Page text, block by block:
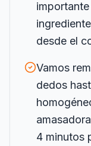
desde el
Vamos
dedos
4 minutos